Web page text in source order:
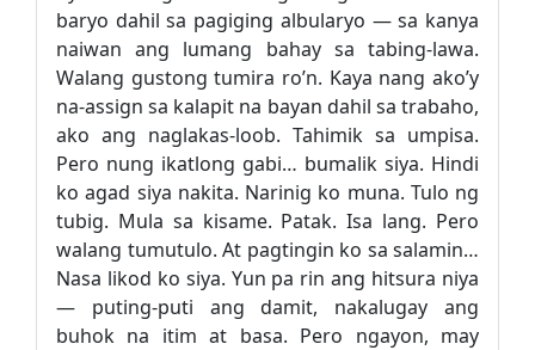
baryo dahil sa pagiging albularyo — sa kanya
naiwan ang lumang bahay sa tabing-lawa.
Walang gustong tumira ro’n. Kaya nang ako’y
na-assign sa kalapit na bayan dahil sa trabaho,
ako ang naglakas-loob. Tahimik sa umpisa.
Pero nung ikatlong gabi… bumalik siya. Hindi
ko agad siya nakita. Narinig ko muna. Tulo ng
tubig. Mula sa kisame. Patak. Isa lang. Pero
walang tumutulo. At pagtingin ko sa salamin…
Nasa likod ko siya. Yun pa rin ang hitsura niya
— puting-puti ang damit, nakalugay ang
buhok na itim at basa. Pero ngayon, may